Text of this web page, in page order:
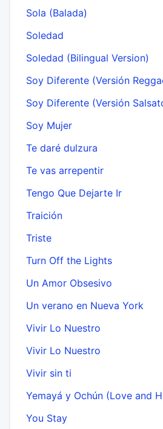
Sola (Balada)
Soledad
Soledad (Bilingual Version)
Soy Diferente (Versión
Soy Diferente (Versión
Soy Mujer
Te daré dulzura
Te vas arrepentir
Tengo Que Dejarte Ir
Traición
Triste
Turn Off the Lights
Un Amor Obsesivo
Un verano en Nueva York
Vivir Lo Nuestro
Vivir Lo Nuestro
Vivir sin ti
Yemayá y Ochún (Love and
You Stay